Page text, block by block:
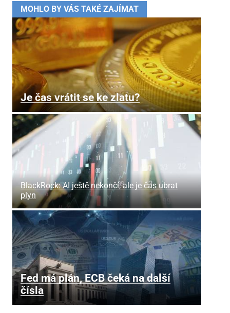
MOHLO BY VÁS TAKÉ ZAJÍMAT
Je čas vrátit se ke zlatu?
BlackRock: AI ještě nekončí, ale je čas ubrat
plyn
Fed má plán, ECB čeká na další
čísla